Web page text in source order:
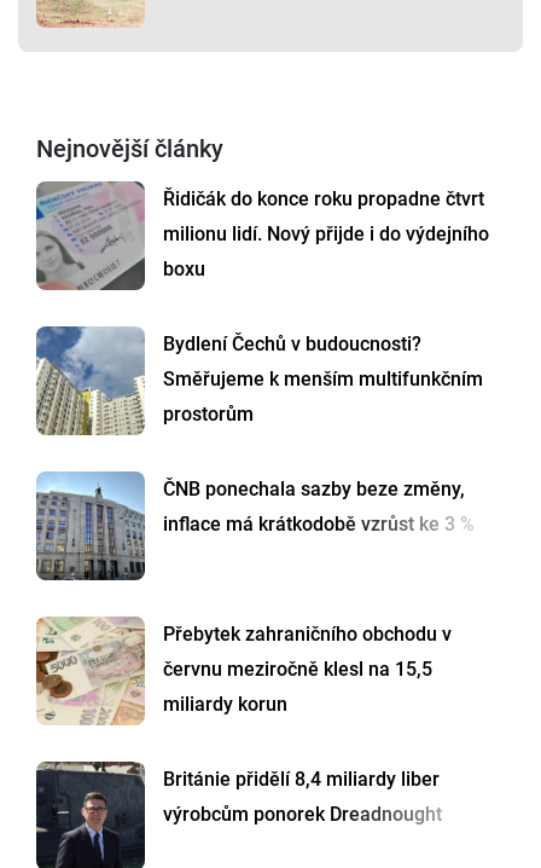
Nejnovější články
Řidičák do konce roku propadne čtvrt
milionu lidí. Nový přijde i do výdejního
boxu
Bydlení Čechů v budoucnosti?
Směřujeme k menším multifunkčním
prostorům
ČNB ponechala sazby beze změny,
inflace má krátkodobě vzrůst ke 3 %
Přebytek zahraničního obchodu v
červnu meziročně klesl na 15,5
miliardy korun
Británie přidělí 8,4 miliardy liber
výrobcům ponorek Dreadnought